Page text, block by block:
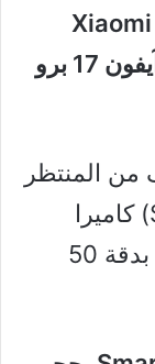
Xiaomi
آيفون 17 برو
من المنتظر
أن يعتمد على مستشعر (Sensor) كاميرا
بدقة 50